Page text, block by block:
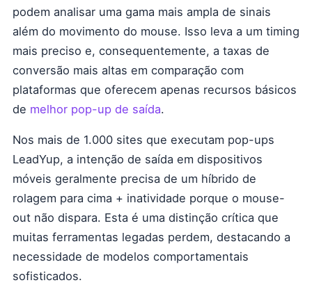
podem analisar uma gama mais ampla de sinais
além do movimento do mouse. Isso leva a um timing
mais preciso e, consequentemente, a taxas de
conversão mais altas em comparação com
plataformas que oferecem apenas recursos básicos
de melhor pop-up de saída.
Nos mais de 1.000 sites que executam pop-ups
LeadYup, a intenção de saída em dispositivos
móveis geralmente precisa de um híbrido de
rolagem para cima + inatividade porque o mouse-
out não dispara. Esta é uma distinção crítica que
muitas ferramentas legadas perdem, destacando a
necessidade de modelos comportamentais
sofisticados.